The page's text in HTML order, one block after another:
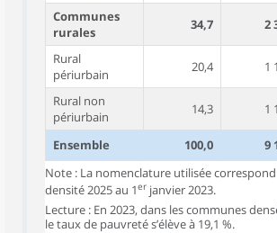
Communes
rurales
34,7 2
Rural
périurbain
20,4 1
Rural non
périurbain
14,3 1
Ensemble 100,0 9
Note : La nomenclature utilisée
densité 2025 au 1er janvier 2023.
Lecture : En 2023, dans les communes
le taux de pauvreté s’élève à 19,1 %.